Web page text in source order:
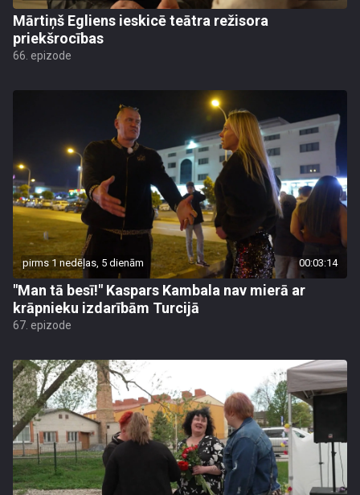
Mārtiņš Egliens ieskicē teātra režisora
priekšrocības
66. epizode
pirms 1 nedēļas, 5 dienām 00:03:14
"Man tā besī!" Kaspars Kambala nav mierā ar
krāpnieku izdarībām Turcijā
67. epizode